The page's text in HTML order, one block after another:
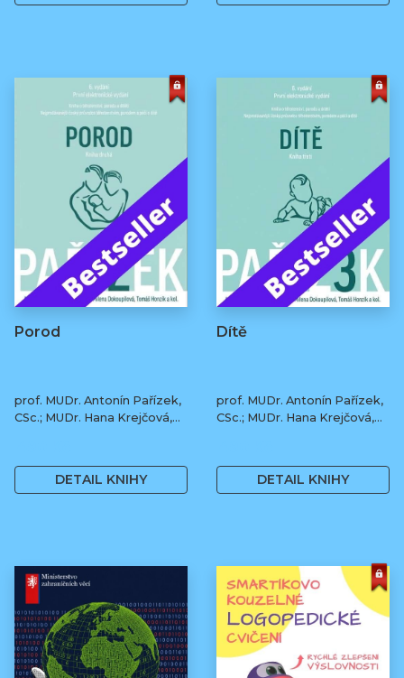
Porod
prof. MUDr. Antonín Pařízek,
CSc.; MUDr. Hana Krejčová,
Tomáš Honzík, Ph.D. a kol.
DETAIL KNIHY
Dítě
prof. MUDr. Antonín Pařízek,
CSc.; MUDr. Hana Krejčová,
Tomáš Honzík, Ph.D. a kol.
DETAIL KNIHY